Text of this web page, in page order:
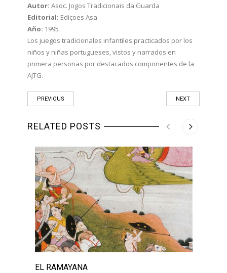
Autor: Asoc. Jogos Tradicionais da Guarda
Editorial: Ediçoes Asa
Año: 1995
Los juegos tradicionales infantiles practicados por los
niños y niñas portugueses, vistos y narrados en
primera personas por destacados componentes de la
AJTG.
PREVIOUS NEXT
RELATED POSTS
EL RAMAYANA